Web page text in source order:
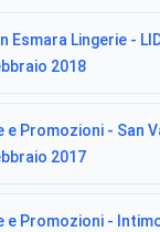
Esmara Lingerie -
2018
e Promozioni - San
2017
e Promozioni -